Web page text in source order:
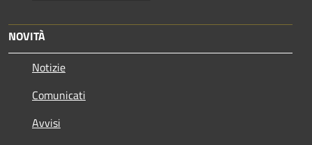
NOVITÀ
Notizie
Comunicati
Avvisi